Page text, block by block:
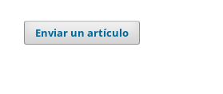
Enviar un artículo